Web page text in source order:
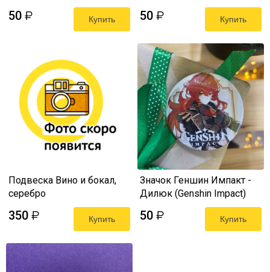
50 ₽ Купить 50 ₽ Купить
Подвеска Вино и бокал,
серебро
350 ₽ Купить
Значок Геншин Импакт -
Дилюк (Genshin Impact)
50 ₽ Купить